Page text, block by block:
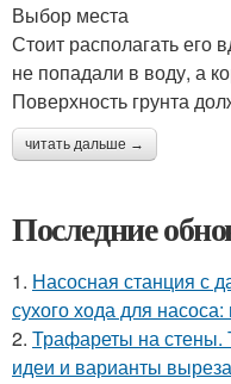
Выбор места
Стоит располагать его
не попадали в воду, а
Поверхность грунта
читать дальше →
Последние
1. Насосная станция с
сухого хода для
2. Трафареты на
идеи и варианты